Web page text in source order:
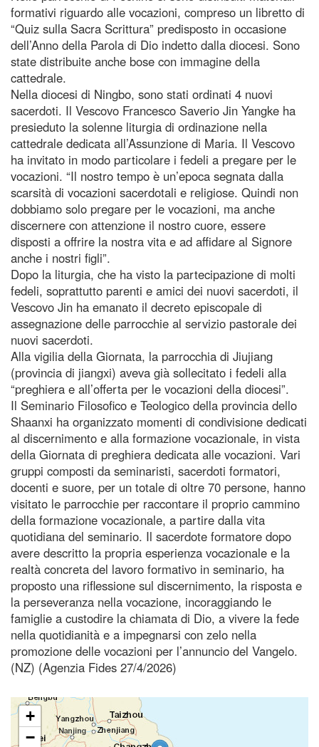
formativi riguardo alle vocazioni, compreso un libretto di
“Quiz sulla Sacra Scrittura” predisposto in occasione
dell’Anno della Parola di Dio indetto dalla diocesi. Sono
state distribuite anche bose con immagine della
cattedrale.
Nella diocesi di Ningbo, sono stati ordinati 4 nuovi
sacerdoti. Il Vescovo Francesco Saverio Jin Yangke ha
presieduto la solenne liturgia di ordinazione nella
cattedrale dedicata all’Assunzione di Maria. Il Vescovo
ha invitato in modo particolare i fedeli a pregare per le
vocazioni. “Il nostro tempo è un’epoca segnata dalla
scarsità di vocazioni sacerdotali e religiose. Quindi non
dobbiamo solo pregare per le vocazioni, ma anche
discernere con attenzione il nostro cuore, essere
disposti a offrire la nostra vita e ad affidare al Signore
anche i nostri figli”.
Dopo la liturgia, che ha visto la partecipazione di molti
fedeli, soprattutto parenti e amici dei nuovi sacerdoti, il
Vescovo Jin ha emanato il decreto episcopale di
assegnazione delle parrocchie al servizio pastorale dei
nuovi sacerdoti.
Alla vigilia della Giornata, la parrocchia di Jiujiang
(provincia di jiangxi) aveva già sollecitato i fedeli alla
“preghiera e all’offerta per le vocazioni della diocesi”.
Il Seminario Filosofico e Teologico della provincia dello
Shaanxi ha organizzato momenti di condivisione dedicati
al discernimento e alla formazione vocazionale, in vista
della Giornata di preghiera dedicata alle vocazioni. Vari
gruppi composti da seminaristi, sacerdoti formatori,
docenti e suore, per un totale di oltre 70 persone, hanno
visitato le parrocchie per raccontare il proprio cammino
della formazione vocazionale, a partire dalla vita
quotidiana del seminario. Il sacerdote formatore dopo
avere descritto la propria esperienza vocazionale e la
realtà concreta del lavoro formativo in seminario, ha
proposto una riflessione sul discernimento, la risposta e
la perseveranza nella vocazione, incoraggiando le
famiglie a custodire la chiamata di Dio, a vivere la fede
nella quotidianità e a impegnarsi con zelo nella
promozione delle vocazioni per l’annuncio del Vangelo.
(NZ) (Agenzia Fides 27/4/2026)
+
−